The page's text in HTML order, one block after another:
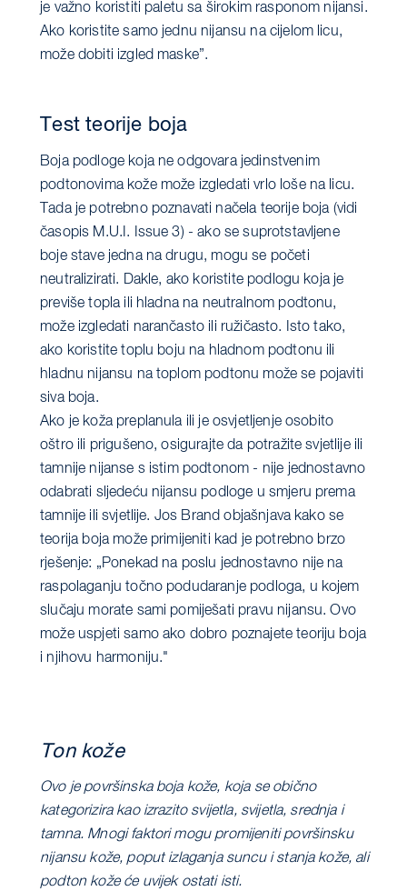
je važno koristiti paletu sa širokim rasponom nijansi.
Ako koristite samo jednu nijansu na cijelom licu,
može dobiti izgled maske”.
Test teorije boja
Boja podloge koja ne odgovara jedinstvenim
podtonovima kože može izgledati vrlo loše na licu.
Tada je potrebno poznavati načela teorije boja (vidi
časopis M.U.I. Issue 3) - ako se suprotstavljene
boje stave jedna na drugu, mogu se početi
neutralizirati. Dakle, ako koristite podlogu koja je
previše topla ili hladna na neutralnom podtonu,
može izgledati narančasto ili ružičasto. Isto tako,
ako koristite toplu boju na hladnom podtonu ili
hladnu nijansu na toplom podtonu može se pojaviti
siva boja.
Ako je koža preplanula ili je osvjetljenje osobito
oštro ili prigušeno, osigurajte da potražite svjetlije ili
tamnije nijanse s istim podtonom - nije jednostavno
odabrati sljedeću nijansu podloge u smjeru prema
tamnije ili svjetlije. Jos Brand objašnjava kako se
teorija boja može primijeniti kad je potrebno brzo
rješenje: „Ponekad na poslu jednostavno nije na
raspolaganju točno podudaranje podloga, u kojem
slučaju morate sami pomiješati pravu nijansu. Ovo
može uspjeti samo ako dobro poznajete teoriju boja
i njihovu harmoniju."
Ton kože
Ovo je površinska boja kože, koja se obično
kategorizira kao izrazito svijetla, svijetla, srednja i
tamna. Mnogi faktori mogu promijeniti površinsku
nijansu kože, poput izlaganja suncu i stanja kože, ali
podton kože će uvijek ostati isti.